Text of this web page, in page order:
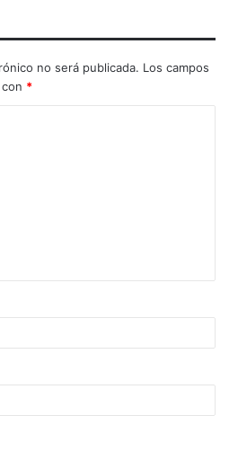
no será publicada. Los campos
*